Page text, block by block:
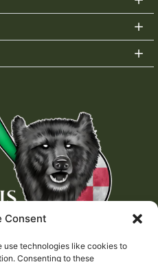
Consent
use technologies like cookies to
Consenting to these